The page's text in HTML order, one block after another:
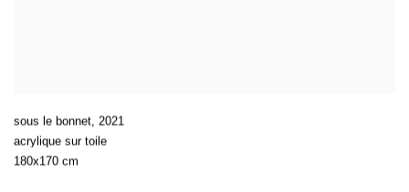
sous le bonnet, 2021
acrylique sur toile
180x170 cm